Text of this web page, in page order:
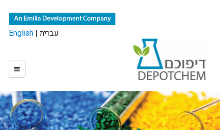
English | עברית